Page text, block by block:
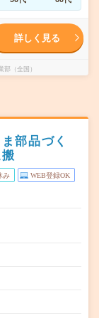
詳しく見る
（全国）
部品づく
み WEB登録OK